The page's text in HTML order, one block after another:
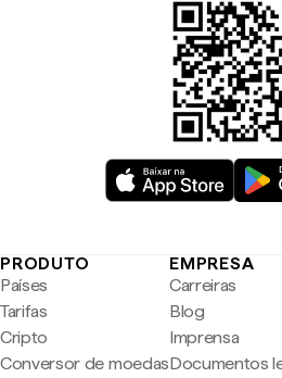
PRODUTO
Países
Tarifas
Cripto
Conversor de moedas
EMPRESA
Carreiras
Blog
Imprensa
Documentos